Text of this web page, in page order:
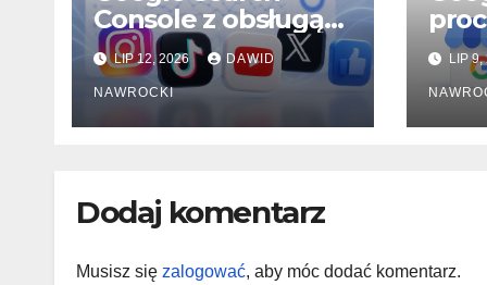
Console z obsługą
Instagrama,
TikToka, YouTube i
X. Czy właśnie
zaczyna się nowa
LIP 12, 2026 DAWID
NAWROCKI
LIP 9,
Dodaj komentarz
Musisz się zalogować, aby móc dodać komentarz.